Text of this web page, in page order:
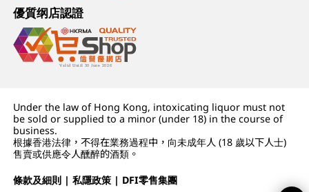
優質纲店認證
Under the law of Hong Kong, intoxicating liquor must not
be sold or supplied to a minor (under 18) in the course of
business.
根據香港法律，不得在業務過程中，向未成年人 (18 歲以下人士)
售賣或供應令人醺醉的酒類。
條款及細則 |私隱政策 | DFI零售集團